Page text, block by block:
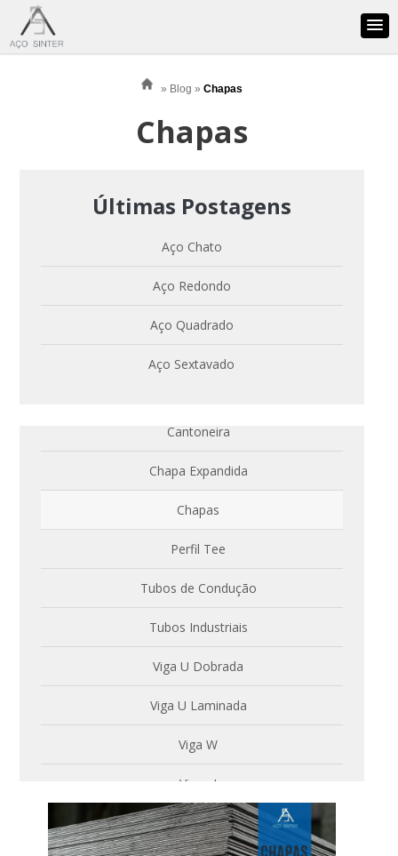
» Blog » Chapas
Chapas
Últimas Postagens
Aço Chato
Aço Redondo
Aço Quadrado
Aço Sextavado
Blog
Cantoneira
Chapa Expandida
Chapas
Perfil Tee
Tubos de Condução
Tubos Industriais
Viga U Dobrada
Viga U Laminada
Viga W
Vigas I